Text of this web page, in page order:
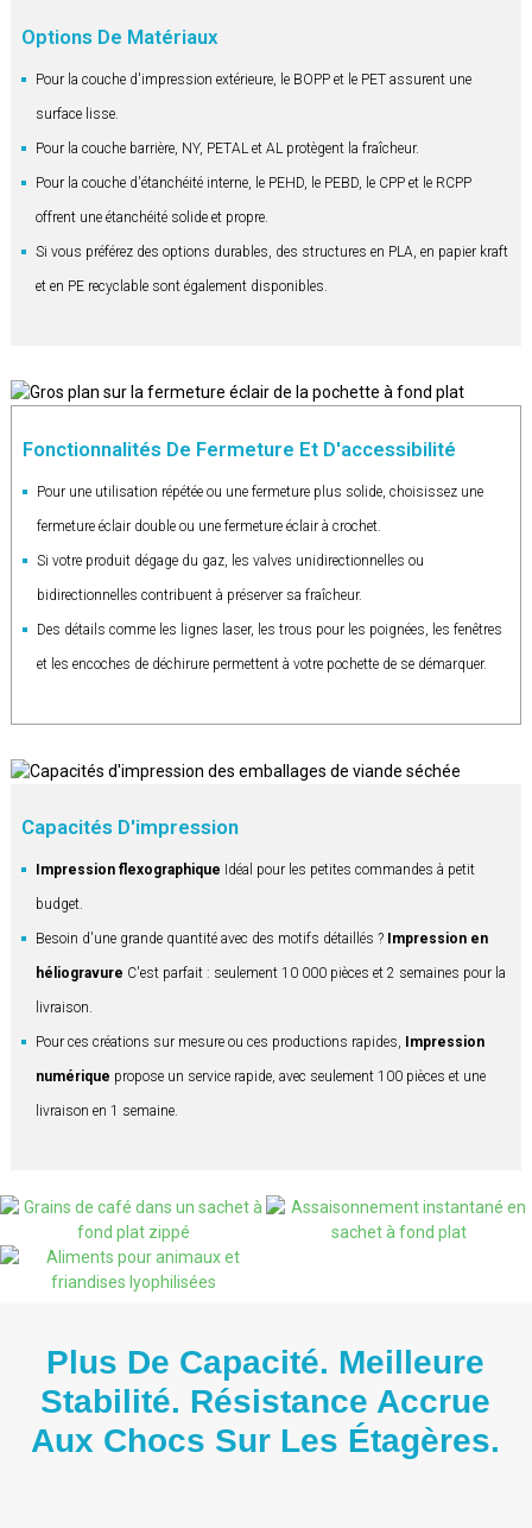
Options De Matériaux
Pour la couche d'impression extérieure, le BOPP et le PET assurent une
surface lisse.
Pour la couche barrière, NY, PETAL et AL protègent la fraîcheur.
Pour la couche d'étanchéité interne, le PEHD, le PEBD, le CPP et le RCPP
offrent une étanchéité solide et propre.
Si vous préférez des options durables, des structures en PLA, en papier kraft
et en PE recyclable sont également disponibles.
Fonctionnalités De Fermeture Et D'accessibilité
Pour une utilisation répétée ou une fermeture plus solide, choisissez une
fermeture éclair double ou une fermeture éclair à crochet.
Si votre produit dégage du gaz, les valves unidirectionnelles ou
bidirectionnelles contribuent à préserver sa fraîcheur.
Des détails comme les lignes laser, les trous pour les poignées, les fenêtres
et les encoches de déchirure permettent à votre pochette de se démarquer.
Capacités D'impression
Impression flexographique Idéal pour les petites commandes à petit
budget.
Besoin d'une grande quantité avec des motifs détaillés ? Impression en
héliogravure C'est parfait : seulement 10 000 pièces et 2 semaines pour la
livraison.
Pour ces créations sur mesure ou ces productions rapides, Impression
numérique propose un service rapide, avec seulement 100 pièces et une
livraison en 1 semaine.
Plus De Capacité. Meilleure
Stabilité. Résistance Accrue
Aux Chocs Sur Les Étagères.